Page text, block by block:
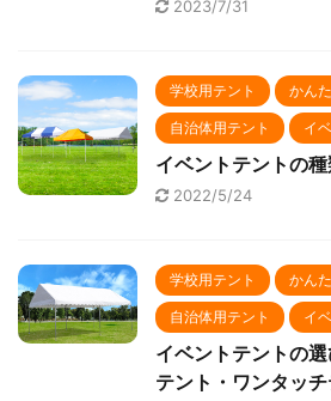
2023/7/31
学校用テント かん
自治体用テント イ
イベントテントの
2022/5/24
学校用テント かん
自治体用テント イ
イベントテントの
テント・ワンタッチ